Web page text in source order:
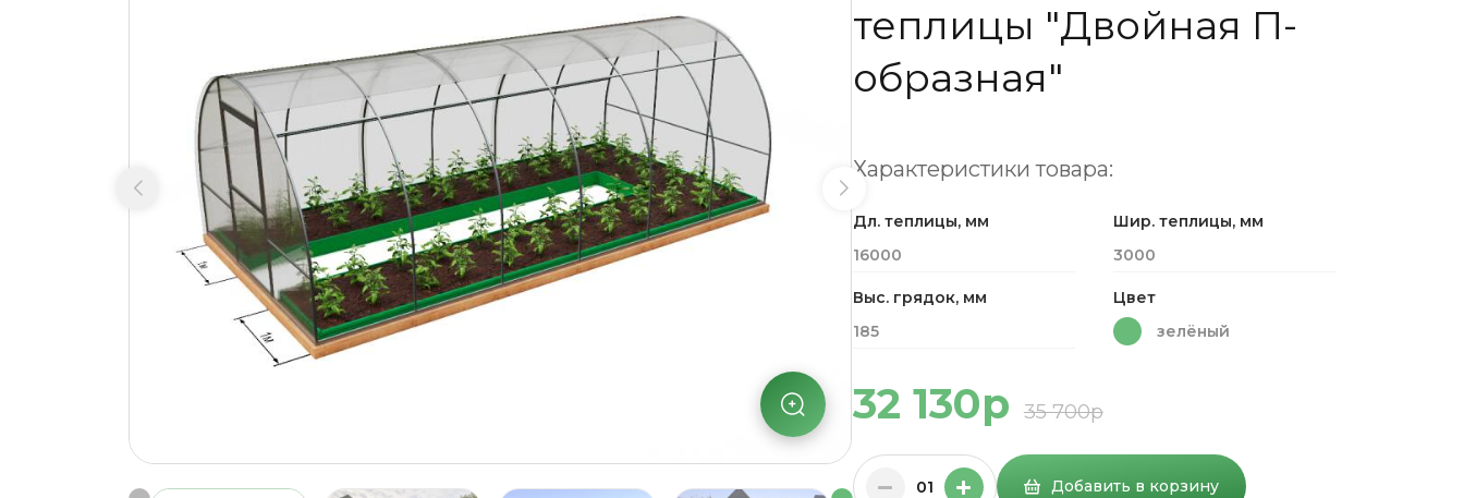
теплицы "Двойная П-
образная"
Характеристики товара:
Дл. теплицы, мм
16000
Шир. теплицы, мм
3000
Выс. грядок, мм
185
Цвет
зелёный
32 130р 35 700р
01 Добавить в корзину